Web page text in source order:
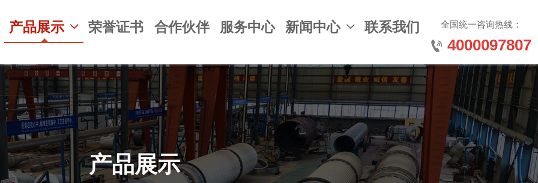
产品展示  荣誉证书 合作伙伴 服务中心 新闻中心  联系我们 全国统一咨询热线：
 4000097807
产品展示